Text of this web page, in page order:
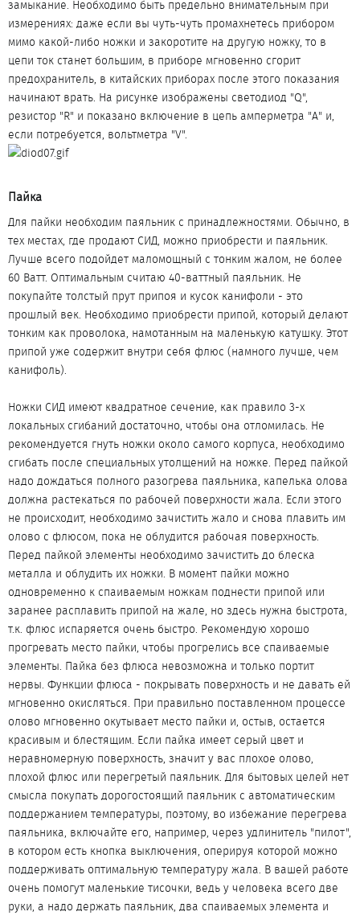
замыкание. Необходимо быть предельно внимательным при
измерениях: даже если вы чуть-чуть промахнетесь прибором
мимо какой-либо ножки и закоротите на другую ножку, то в
цепи ток станет большим, в приборе мгновенно сгорит
предохранитель, в китайских приборах после этого показания
начинают врать. На рисунке изображены светодиод "Q",
резистор "R" и показано включение в цепь амперметра "А" и,
если потребуется, вольтметра "V".
Пайка​
Для пайки необходим паяльник с принадлежностями. Обычно, в
тех местах, где продают СИД, можно приобрести и паяльник.
Лучше всего подойдет маломощный с тонким жалом, не более
60 Ватт. Оптимальным считаю 40-ваттный паяльник. Не
покупайте толстый прут припоя и кусок канифоли - это
прошлый век. Необходимо приобрести припой, который делают
тонким как проволока, намотанным на маленькую катушку. Этот
припой уже содержит внутри себя флюс (намного лучше, чем
канифоль).
Ножки СИД имеют квадратное сечение, как правило 3-х
локальных сгибаний достаточно, чтобы она отломилась. Не
рекомендуется гнуть ножки около самого корпуса, необходимо
сгибать после специальных утолщений на ножке. Перед пайкой
надо дождаться полного разогрева паяльника, капелька олова
должна растекаться по рабочей поверхности жала. Если этого
не происходит, необходимо зачистить жало и снова плавить им
олово с флюсом, пока не облудится рабочая поверхность.
Перед пайкой элементы необходимо зачистить до блеска
металла и облудить их ножки. В момент пайки можно
одновременно к спаиваемым ножкам поднести припой или
заранее расплавить припой на жале, но здесь нужна быстрота,
т.к. флюс испаряется очень быстро. Рекомендую хорошо
прогревать место пайки, чтобы прогрелись все спаиваемые
элементы. Пайка без флюса невозможна и только портит
нервы. Функции флюса - покрывать поверхность и не давать ей
мгновенно окисляться. При правильно поставленном процессе
олово мгновенно окутывает место пайки и, остыв, остается
красивым и блестящим. Если пайка имеет серый цвет и
неравномерную поверхность, значит у вас плохое олово,
плохой флюс или перегретый паяльник. Для бытовых целей нет
смысла покупать дорогостоящий паяльник с автоматическим
поддержанием температуры, поэтому, во избежание перегрева
паяльника, включайте его, например, через удлинитель "пилот",
в котором есть кнопка выключения, оперируя которой можно
поддерживать оптимальную температуру жала. В вашей работе
очень помогут маленькие тисочки, ведь у человека всего две
руки, а надо держать паяльник, два спаиваемых элемента и